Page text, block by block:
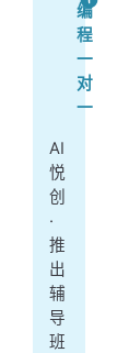
编
程
一
对
一
AI
悦
创
·
推
出
辅
导
班